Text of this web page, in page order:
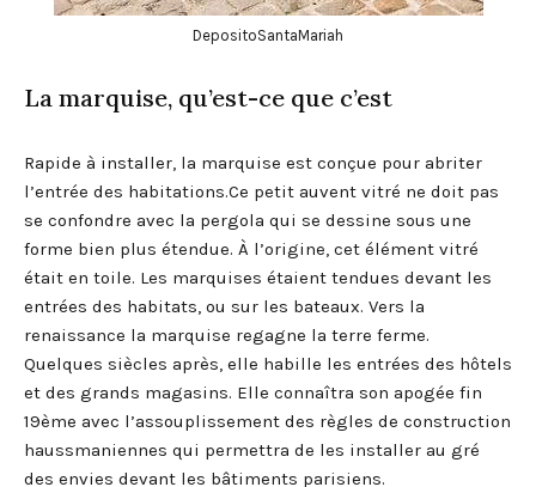
DepositoSantaMariah
La marquise, qu’est-ce que c’est
Rapide à installer, la marquise est conçue pour abriter
l’entrée des habitations.Ce petit auvent vitré ne doit pas
se confondre avec la pergola qui se dessine sous une
forme bien plus étendue. À l’origine, cet élément vitré
était en toile. Les marquises étaient tendues devant les
entrées des habitats, ou sur les bateaux. Vers la
renaissance la marquise regagne la terre ferme.
Quelques siècles après, elle habille les entrées des hôtels
et des grands magasins. Elle connaîtra son apogée fin
19ème avec l’assouplissement des règles de construction
haussmaniennes qui permettra de les installer au gré
des envies devant les bâtiments parisiens.